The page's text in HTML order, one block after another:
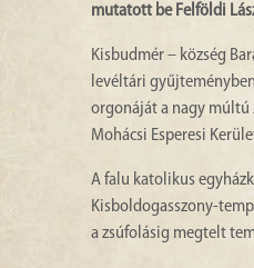
mutatott be Felföldi
Kisbudmér – község
levéltári
orgonáját a nagy múltú
Mohácsi Esperesi
A falu katolikus
Kisboldogasszony-
a zsúfolásig megtelt